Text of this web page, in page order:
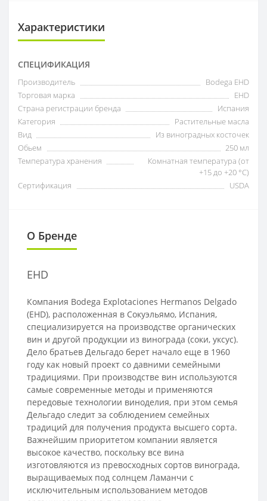
Характеристики
СПЕЦИФИКАЦИЯ
Производитель
Bodega EHD
Торговая марка
EHD
Страна регистрации бренда
Испания
Категория
Растительные масла
Вид
Из виноградных косточек
Обьем
250 мл
Температура хранения
Комнатная температура (от
+15 до +20 °C)
Сертификация
USDA
О Бренде
EHD
Компания Bodega Explotaciones Hermanos Delgado
(EHD), расположенная в Сокуэльямо, Испания,
специализируется на производстве органических
вин и другой продукции из винограда (соки, уксус).
Дело братьев Дельгадо берет начало еще в 1960
году как новый проект со давними семейными
традициями. При производстве вин используются
самые современные методы и применяются
передовые технологии виноделия, при этом семья
Дельгадо следит за соблюдением семейных
традиций для получения продукта высшего сорта.
Важнейшим приоритетом компании является
высокое качество, поскольку все вина
изготовляются из превосходных сортов винограда,
выращиваемых под солнцем Ламанчи с
исключительным использованием методов